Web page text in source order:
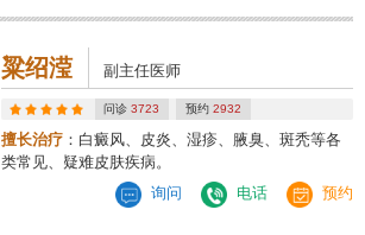
粱绍滢 副主任医师
问诊3723 预约 2932
擅长治疗 ：白癜风、皮炎、湿疹、腋臭、斑秃等各
类常见、疑难皮肤疾病。
询问
电话 预约